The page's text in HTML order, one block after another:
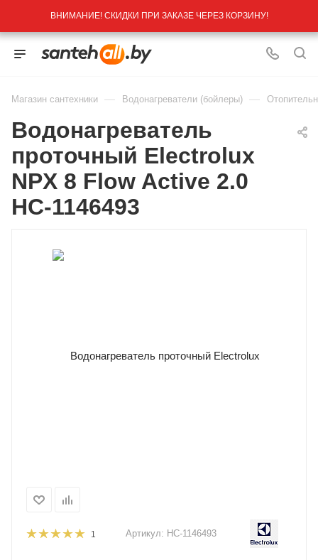
ВНИМАНИЕ! СКИДКИ ПРИ ЗАКАЗЕ ЧЕРЕЗ КОРЗИНУ!
Магазин сантехники — Водонагреватели (бойлеры) —
Водонагреватель
проточный Electrolux
NPX 8 Flow Active 2.0
НС-1146493
1 Артикул: НС-1146493